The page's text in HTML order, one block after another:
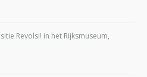
Revolsi! in het Rijksmuseum,